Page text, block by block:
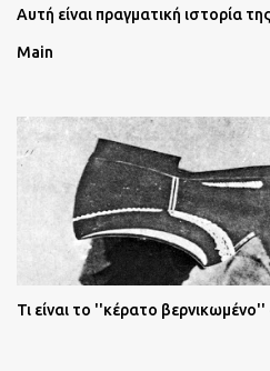
Αυτή είναι πραγματική ιστορία
Main
Τι είναι το ''κέρατο